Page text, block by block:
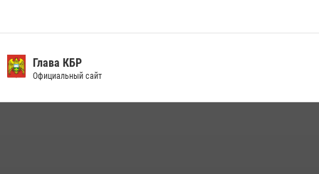
округе Росгвардии
09 июля 2026, 08:36
Глава КБР
Официальный сайт